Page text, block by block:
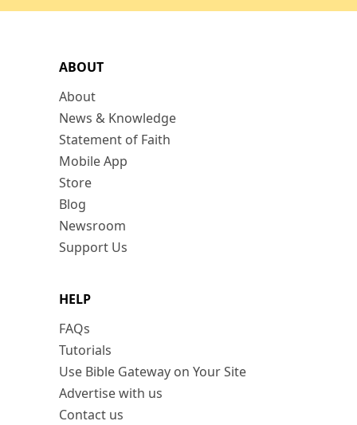
ABOUT
About
News & Knowledge
Statement of Faith
Mobile App
Store
Blog
Newsroom
Support Us
HELP
FAQs
Tutorials
Use Bible Gateway on Your Site
Advertise with us
Contact us